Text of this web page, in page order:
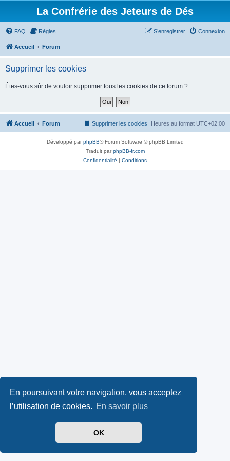
En poursuivant votre navigation, vous acceptez
l’utilisation de cookies. En savoir plus
OK
La Confrérie des Jeteurs de Dés
FAQ Règles Connexion
S’enregistrer
Accueil Forum
Supprimer les cookies
Êtes-vous sûr de vouloir supprimer tous les cookies de ce forum ?
Accueil Forum Heures au format UTC+02:00
Supprimer les cookies
Développé parphpBB® Forum Software © phpBB Limited
Traduit parphpBB-fr.com
Confidentialité | Conditions